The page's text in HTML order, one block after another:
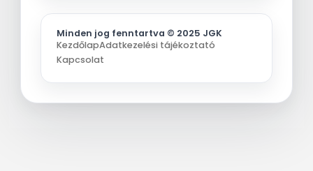
Minden jog fenntartva © 2025 JGK
KezdőlapAdatkezelési tájékoztató
Kapcsolat